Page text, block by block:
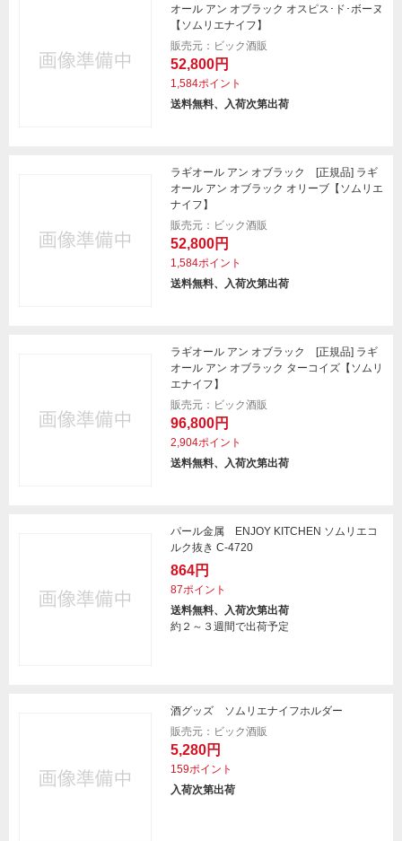
オール アン オブラック オスピス･ド･ボーヌ
【ソムリエナイフ】
販売元：ビック酒販
52,800円
1,584ポイント
送料無料、入荷次第出荷
ラギオール アン オブラック [正規品] ラギ
オール アン オブラック オリーブ【ソムリエ
ナイフ】
販売元：ビック酒販
52,800円
1,584ポイント
送料無料、入荷次第出荷
ラギオール アン オブラック [正規品] ラギ
オール アン オブラック ターコイズ【ソムリ
エナイフ】
販売元：ビック酒販
96,800円
2,904ポイント
送料無料、入荷次第出荷
パール金属 ENJOY KITCHEN ソムリエコ
ルク抜き C-4720
864円
87ポイント
送料無料、入荷次第出荷
約２～３週間で出荷予定
酒グッズ ソムリエナイフホルダー
販売元：ビック酒販
5,280円
159ポイント
入荷次第出荷